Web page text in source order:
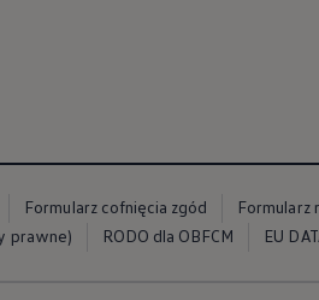
Formularz cofnięcia zgód
Formularz
prawne) RODO dla OBFCM EU